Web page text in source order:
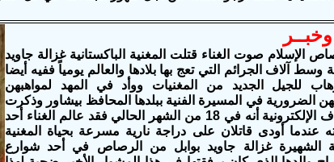
الإسلام صوت الغناء قتلت المغنية الباكستانية غزالة جاويد
آلاف الجرائم التي تعج بها بلادها والعالم يومياً ففيه أيضا
للجيل الجديد من المغنيات ووأد في المهد لمواهبهن
الضرورية في المسيرة الفنية ببلدها المحافظ بيشاور وذكرت
جريدة إيلاف الإلكترونية أنه في 18 من الشهر الحالي فقد عالم الغناء أحد
عندما أودى قاتلان على دراجة نارية مسرعة بحياة المغنية
الشهيرة غزالة جاويد بوابل من الرصاص في أحد شوارع